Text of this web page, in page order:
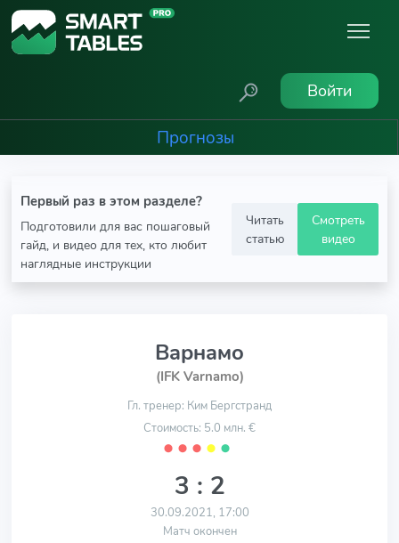
Войти
Прогнозы
Первый раз в этом разделе?
Подготовили для вас пошаговый
гайд, и видео для тех, кто любит
наглядные инструкции
Читать
статью
Смотреть
видео
Варнамо
(IFK Varnamo)
Гл. тренер: Ким Бергстранд
Стоимость: 5.0 млн. €
⬤ ⬤ ⬤ ⬤ ⬤
3 : 2
30.09.2021, 17:00
Матч окончен